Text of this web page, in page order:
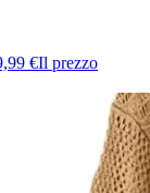
€Il prezzo